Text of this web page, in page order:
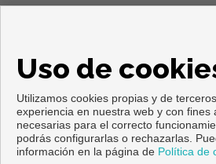
Copyright © 2026. Todos los
Aviso legal |Política de privacidad
Uso de
Utilizamos cookies propias y de
experiencia en nuestra web y con fines
necesarias para el correcto
podrás configurarlas o rechazarlas.
información en la página de Política de